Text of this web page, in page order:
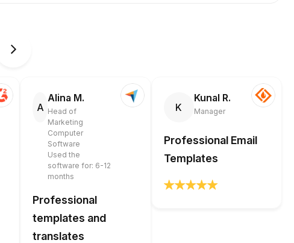
A
Alina M.
Head of
Marketing
Computer
Software
Used the
software for: 6-12
months
Professional
templates and
translates
K
Kunal R.
Manager
Professional Email
Templates